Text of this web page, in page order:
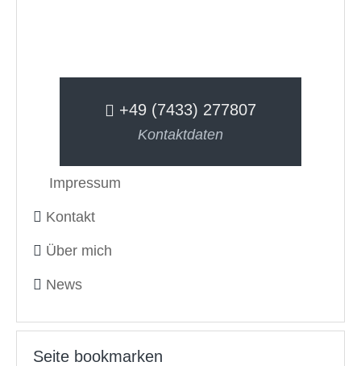
+49 (7433) 277807
Kontaktdaten
Impressum
Kontakt
Über mich
News
Seite bookmarken